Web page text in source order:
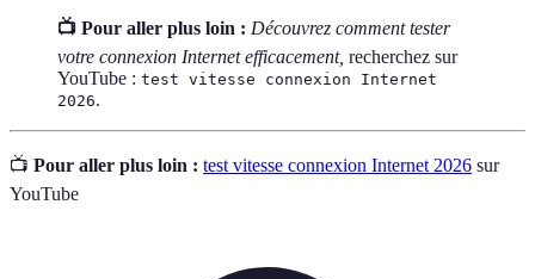
📺 Pour aller plus loin : Découvrez comment tester
votre connexion Internet efficacement, recherchez sur
YouTube : test vitesse connexion Internet
2026.
📺 Pour aller plus loin : test vitesse connexion Internet 2026 sur
YouTube